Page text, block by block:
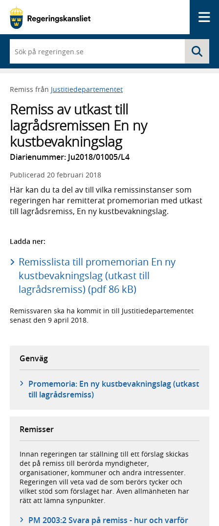
du
börjar
skriva
framträder
lista
med
sökförslag
Remiss från Justitiedepartementet
Remiss av utkast till
lagrådsremissen En ny
kustbevakningslag
Diarienummer: Ju2018/01005/L4
Publicerad 20 februari 2018
Här kan du ta del av till vilka remissinstanser som
regeringen har remitterat promemorian med utkast
till lagrådsremiss, En ny kustbevakningslag.
Ladda ner:
Remisslista till promemorian En ny
kustbevakningslag (utkast till
lagrådsremiss) (pdf 86 kB)
Remissvaren ska ha kommit in till Justitiedepartementet
senast den 9 april 2018.
Genväg
Promemoria: En ny kustbevakningslag (utkast
till lagrådsremiss)
Remisser
Innan regeringen tar ställning till ett förslag skickas
det på remiss till berörda myndigheter,
organisationer, kommuner och andra intressenter.
Regeringen vill veta vad de som berörs tycker och
vilket stöd som förslaget har. Även allmänheten har
rätt att lämna synpunkter.
PM 2003:2 Svara på remiss - hur och varför